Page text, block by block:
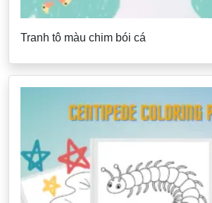
Tranh tô màu chim bói cá